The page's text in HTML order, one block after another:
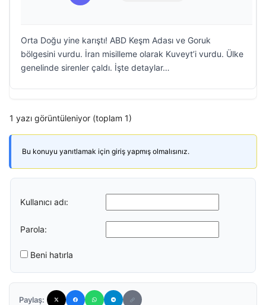
Orta Doğu yine karıştı! ABD Keşm Adası ve Goruk
bölgesini vurdu. İran misilleme olarak Kuveyt’i vurdu. Ülke
genelinde sirenler çaldı. İşte detaylar…
1 yazı görüntüleniyor (toplam 1)
Bu konuyu yanıtlamak için giriş yapmış olmalısınız.
Kullanıcı adı:
Parola:
Beni hatırla
Paylaş: